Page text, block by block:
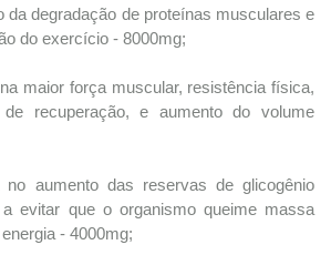
da degradação de proteínas musculares e
do exercício - 8000mg;
maior força muscular, resistência física,
recuperação, e aumento do volume
no aumento das reservas de glicogênio
a evitar que o organismo queime massa
- 4000mg;